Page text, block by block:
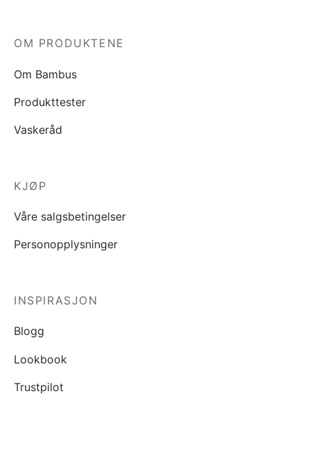
OM PRODUKTENE
Om Bambus
Produkttester
Vaskeråd
KJØP
Våre salgsbetingelser
Personopplysninger
INSPIRASJON
Blogg
Lookbook
Trustpilot